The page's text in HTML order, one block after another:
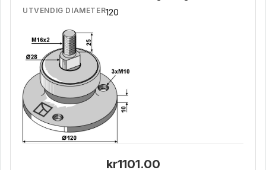
UTVENDIG DIAMETER120
kr1101.00